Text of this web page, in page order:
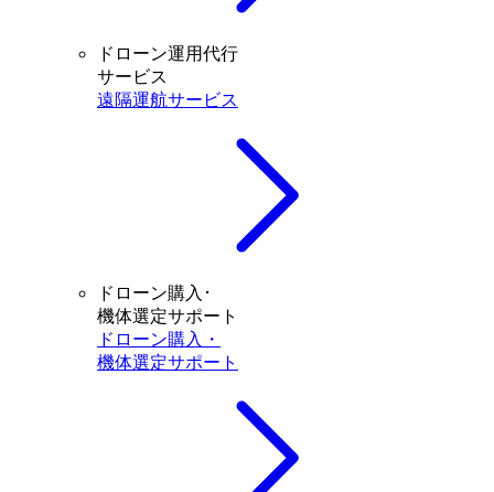
ドローン運用代行
サービス
遠隔運航サービス
ドローン購入･
機体選定サポート
ドローン購入・
機体選定サポート